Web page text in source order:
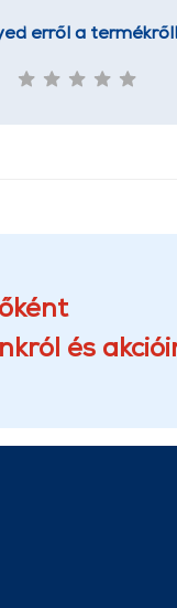
erről a termékről!
és